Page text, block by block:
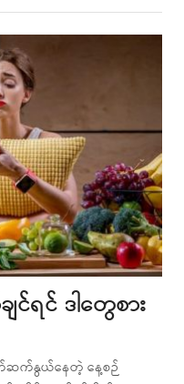
င်ရင် ဒါတွေစား
က်ဆက်နွယ်နေတဲ့ နေ့စဉ်